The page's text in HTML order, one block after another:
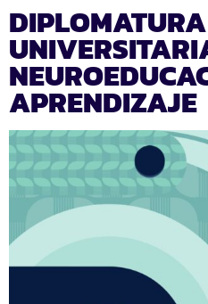
DIPLOMATURA
APRENDIZAJE